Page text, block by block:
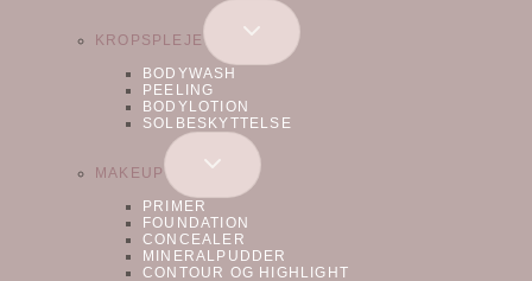
KROPSPLEJE
SKIFT
UNDERMENU
BODYWASH
PEELING
BODYLOTION
SOLBESKYTTELSE
MAKEUP
SKIFT
UNDERMENU
PRIMER
FOUNDATION
CONCEALER
MINERALPUDDER
CONTOUR OG HIGHLIGHT